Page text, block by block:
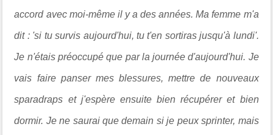
accord avec moi-même il y a des années. Ma femme m'a
dit : 'si tu survis aujourd'hui, tu t'en sortiras jusqu'à lundi'.
Je n'étais préoccupé que par la journée d'aujourd'hui. Je
vais faire panser mes blessures, mettre de nouveaux
sparadraps et j'espère ensuite bien récupérer et bien
dormir. Je ne saurai que demain si je peux sprinter, mais